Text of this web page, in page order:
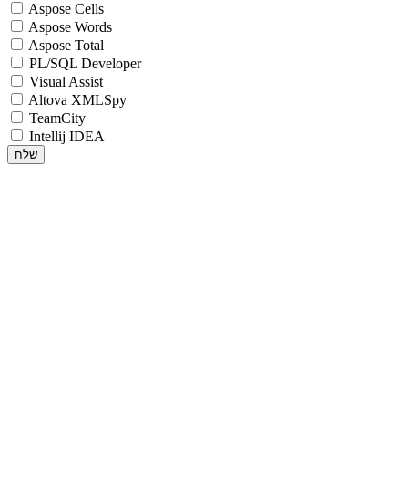
Aspose Cells
Aspose Words
Aspose Total
PL/SQL Developer
Visual Assist
Altova XMLSpy
TeamCity
Intellij IDEA